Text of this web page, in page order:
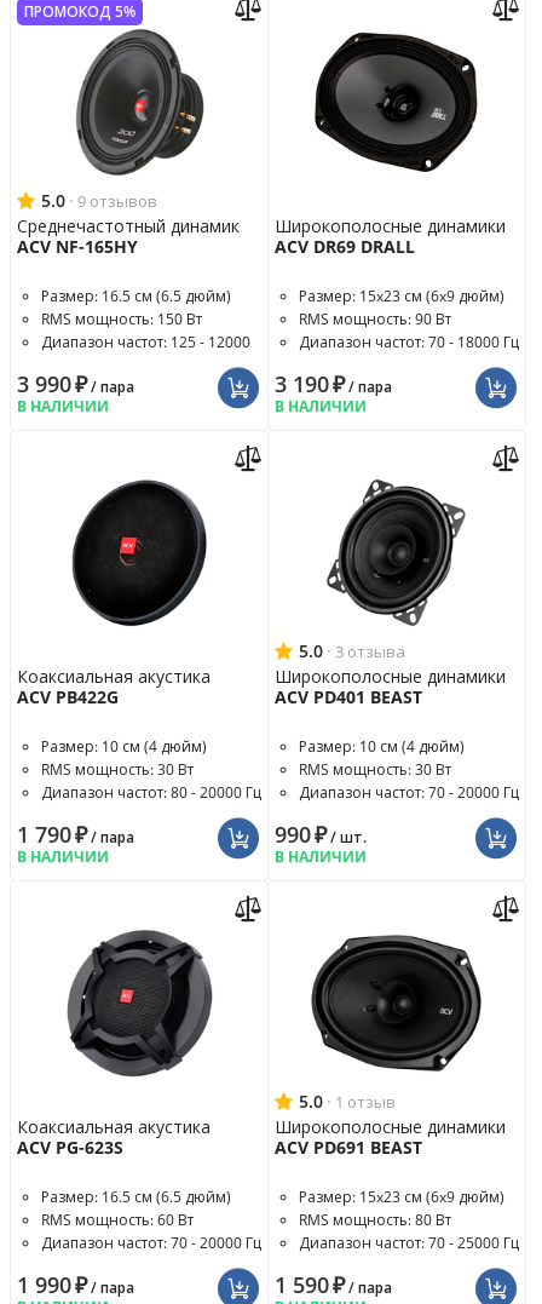
ПРОМОКОД 5%
5.0 · 9 отзывов
Среднечастотный динамик
ACV NF-165HY
Размер: 16.5 см (6.5 дюйм)
RMS мощность: 150 Вт
Диапазон частот: 125 - 12000
3 990₽/ пара
В НАЛИЧИИ
Широкополосные динамики
ACV DR69 DRALL
Размер: 15x23 см (6x9 дюйм)
RMS мощность: 90 Вт
Диапазон частот: 70 - 18000 Гц
3 190₽/ пара
В НАЛИЧИИ
Коаксиальная акустика
ACV PB422G
Размер: 10 см (4 дюйм)
RMS мощность: 30 Вт
Диапазон частот: 80 - 20000 Гц
1 790₽/ пара
В НАЛИЧИИ
5.0 · 3 отзыва
Широкополосные динамики
ACV PD401 BEAST
Размер: 10 см (4 дюйм)
RMS мощность: 30 Вт
Диапазон частот: 70 - 20000 Гц
990₽/ шт.
В НАЛИЧИИ
Коаксиальная акустика
ACV PG-623S
Размер: 16.5 см (6.5 дюйм)
RMS мощность: 60 Вт
Диапазон частот: 70 - 20000 Гц
1 990₽/ пара
5.0 · 1 отзыв
Широкополосные динамики
ACV PD691 BEAST
Размер: 15x23 см (6x9 дюйм)
RMS мощность: 80 Вт
Диапазон частот: 70 - 25000 Гц
1 590₽/ пара